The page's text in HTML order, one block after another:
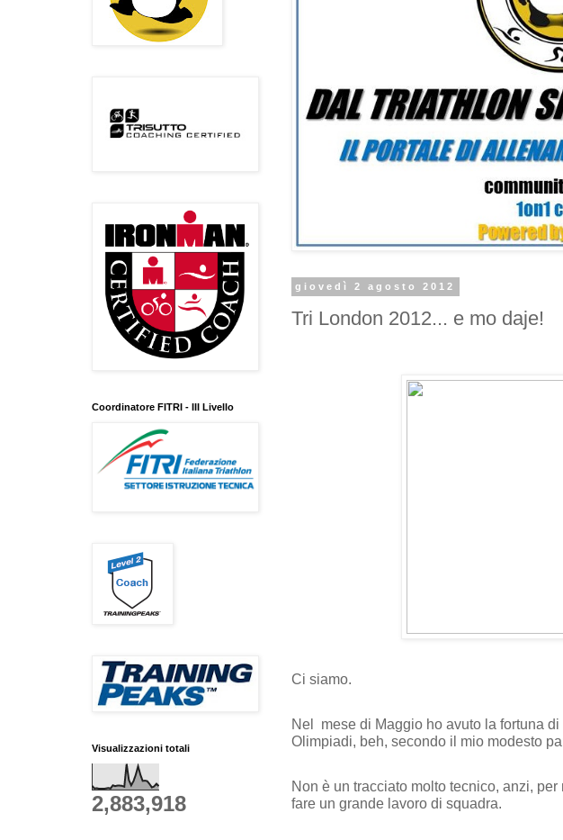
giovedì 2 agosto 2012
Tri London 2012... e mo daje!
Ci siamo.
Nel
mese di Maggio ho avuto la fortuna
Olimpiadi, beh, secondo il mio modesto
Non è un tracciato molto tecnico, anzi,
fare un grande lavoro di squadra.
Coordinatore FITRI - III Livello
Visualizzazioni totali
2,883,918